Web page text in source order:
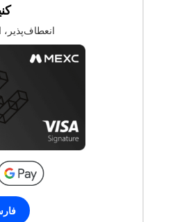
انعطاف‌پذیر،